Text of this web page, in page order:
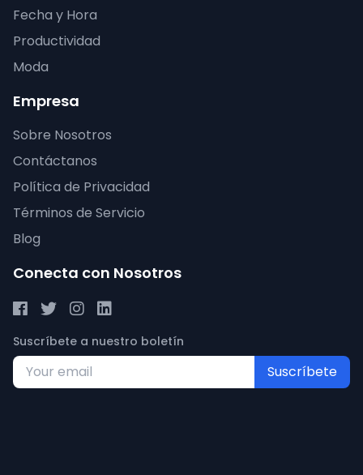
Fecha y Hora
Productividad
Moda
Empresa
Sobre Nosotros
Contáctanos
Política de Privacidad
Términos de Servicio
Blog
Conecta con Nosotros
Suscríbete a nuestro boletín
Suscríbete